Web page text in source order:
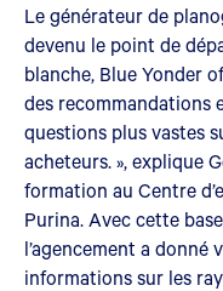
Le générateur de
devenu le point de
blanche, Blue Yonder
des recommandations
questions plus vastes
acheteurs. », explique
formation au Centre
Purina. Avec cette
l’agencement a donné
informations sur les